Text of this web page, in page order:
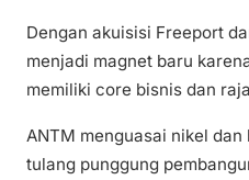
Dengan akuisisi Freeport
menjadi magnet baru
memiliki core bisnis dan
ANTM menguasai nikel
tulang punggung